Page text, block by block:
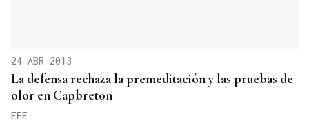
24 ABR 2013
La defensa rechaza la premeditación y las pruebas de
olor en Capbreton
EFE